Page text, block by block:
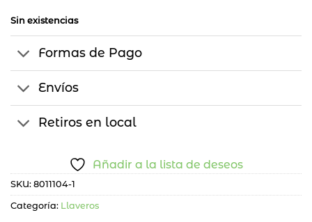
Sin existencias
Formas de Pago
Envíos
Retiros en local
Añadir a la lista de deseos
SKU: 8011104-1
Categoría: Llaveros